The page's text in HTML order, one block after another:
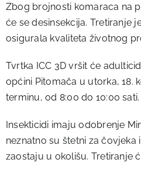
Zbog brojnosti komaraca na
će se desinsekcija. Tretiranje
osigurala kvaliteta životnog
Tvrtka ICC 3D vršit će
općini Pitomača u utorka, 18.
terminu, od 8:00 do 10:00 sati.
Insekticidi imaju odobrenje
neznatno su štetni za
zaostaju u okolišu. Tretiranje